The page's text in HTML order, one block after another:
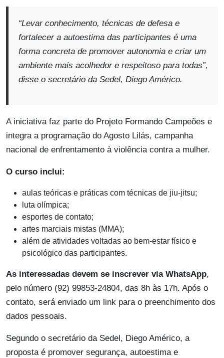
“Levar conhecimento, técnicas de defesa e
fortalecer a autoestima das participantes é uma
forma concreta de promover autonomia e criar um
ambiente mais acolhedor e respeitoso para todas”,
disse o secretário da Sedel, Diego Américo.
A iniciativa faz parte do Projeto Formando Campeões e
integra a programação do Agosto Lilás, campanha
nacional de enfrentamento à violência contra a mulher.
O curso inclui:
aulas teóricas e práticas com técnicas de jiu-jitsu;
luta olímpica;
esportes de contato;
artes marciais mistas (MMA);
além de atividades voltadas ao bem-estar físico e
psicológico das participantes.
As interessadas devem se inscrever via WhatsApp,
pelo número (92) 99853-24804, das 8h às 17h. Após o
contato, será enviado um link para o preenchimento dos
dados pessoais.
Segundo o secretário da Sedel, Diego Américo, a
proposta é promover segurança, autoestima e